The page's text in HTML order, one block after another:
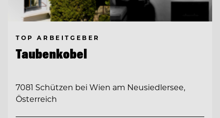
TOP ARBEITGEBER
Taubenkobel
7081 Schützen bei Wien am Neusiedlersee,
Österreich